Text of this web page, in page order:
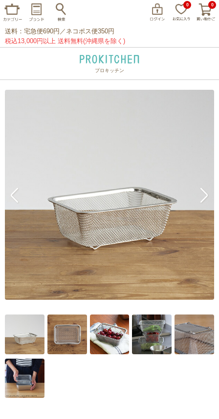
0 0
送料：宅急便690円／ネコポス便350円
税込13,000円以上 送料無料(沖縄県を除く)
プロキッチン